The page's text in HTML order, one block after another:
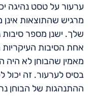
ערעור על טסט נהיגה
מרגיש שהתוצאות
שלך. ישנן מספר
אחת הסיבות
מאמין שהבוחן לא היה
בסיס לערעור. זה
ההתנהגות של הבוחן